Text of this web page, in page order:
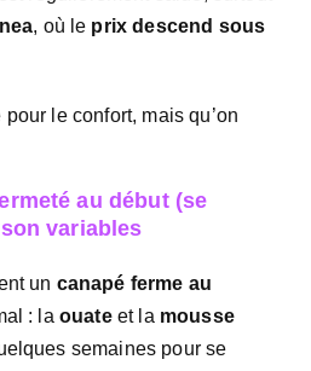
, où le prix descend sous
le confort, mais qu’on
au début (se
variables
un canapé ferme au
: la ouateet la mousse
semaines pour se